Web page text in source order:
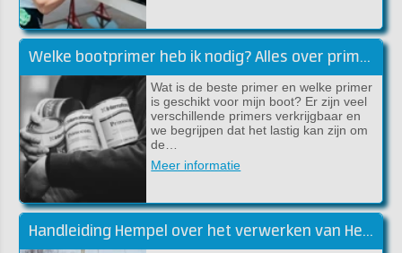
Welke bootprimer heb ik nodig? Alles over primers!
Wat is de beste primer en welke primer
is geschikt voor mijn boot? Er zijn veel
verschillende primers verkrijgbaar en
we begrijpen dat het lastig kan zijn om
de…
Meer informatie
Handleiding Hempel over het verwerken van Hempel Silic One